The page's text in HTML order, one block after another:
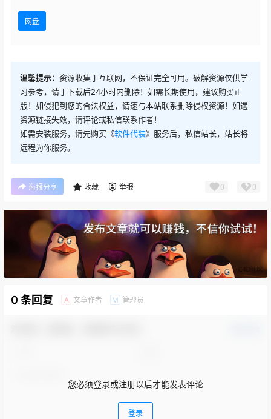
网盘
温馨提示： 资源收集于互联网，不保证完全可用。破解资源仅供学
习参考，请于下载后24小时内删除！如需长期使用，建议购买正
版！如侵犯到您的合法权益，请速与本站联系删除侵权资源！如遇
资源链接失效，请评论或私信联系作者！
如需安装服务，请先购买《软件代装》服务后，私信站长，站长将
远程为你服务。
海报分享 收藏 举报 0 0
0 条回复 A 文章作者 M 管理员
您必须登录或注册以后才能发表评论
登录